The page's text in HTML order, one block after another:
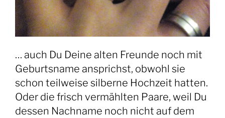
… auch Du Deine alten Freunde noch mit
Geburtsname ansprichst, obwohl sie
schon teilweise silberne Hochzeit hatten.
Oder die frisch vermählten Paare, weil Du
dessen Nachname noch nicht auf dem